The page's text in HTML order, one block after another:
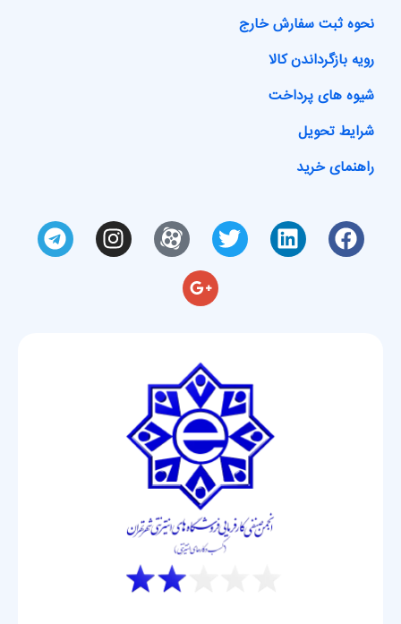
نحوه ثبت سفارش خارج
رویه بازگرداندن کالا
شیوه های پرداخت
شرایط تحویل
راهنمای خرید